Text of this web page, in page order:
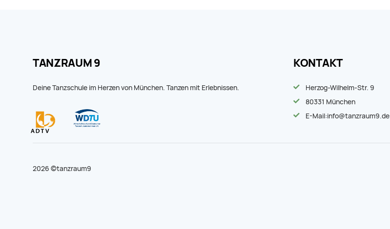
TANZRAUM 9
Deine Tanzschule im Herzen von München. Tanzen mit Erlebnissen.
KONTAKT
Herzog-Wilhelm-Str. 9
80331 München
E-Mail:info@tanzraum9.de
2026 ©tanzraum9